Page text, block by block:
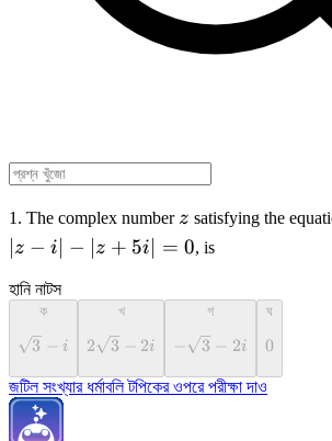
1. The complex number z
z satisfying the
z − i − z + 5i = 0, is
হানি নাটস
ক
\sqrt
-i
3 i
খ
2\sqrt
-2i
2 3 2i
গ
-
{ 3 }
3 2i
ঘ
0
0
জটিল সংখ্যার ধর্মাবলি টপিকের ওপরে পরীক্ষা দাও